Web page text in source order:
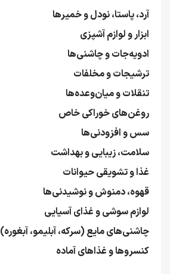
آرد، پاستا، نودل و خمیرها
ابزار و لوازم آشپزی
ادویه‌جات و چاشنی‌ها
ترشیجات و مخلفات
تنقلات و میان‌وعده‌ها
روغن‌های خوراکی خاص
سس و افزودنی‌ها
سلامت، زیبایی و بهداشت
غذا و تشویقی حیوانات
قهوه، دمنوش و نوشیدنی‌ها
لوازم سوشی و غذای آسیایی
چاشنی‌های مایع (سرکه، آبلیمو، آبغوره)
کنسروها و غذاهای آماده